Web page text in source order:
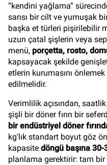
“kendini yağlama”
sarısı bir cilt ve yumuşak
başka et türleri pişirilebilir
uzun çatal şişlerin veya
menü, porçetta, rosto,
kapsayacak şekilde
etlerin kurumasını
edilmelidir.
Verimlilik açısından,
şişli bir döner fırın bir
bir endüstriyel döner
kg'lık standart boyut göz
kapasite döngü başına
planlama gerektirir: tam bir